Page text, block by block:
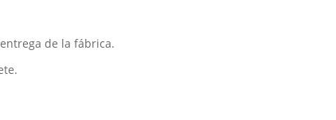
de la fábrica.